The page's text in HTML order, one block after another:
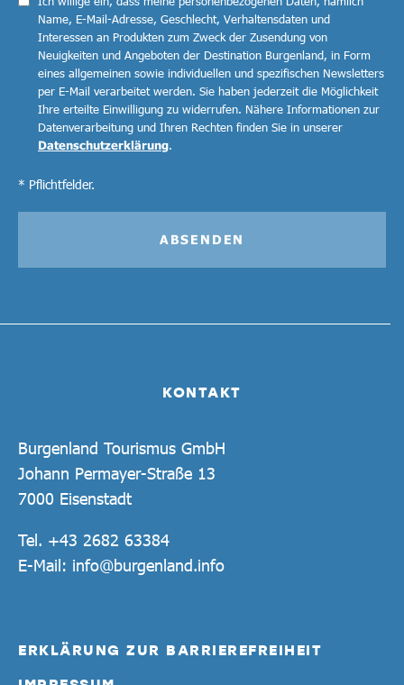
KONTAKT
Burgenland Tourismus GmbH
Johann Permayer-Straße 13
7000 Eisenstadt
Tel. +43 2682 63384
E-Mail: info@burgenland.info
ERKLÄRUNG ZUR BARRIEREFREIHEIT
Name, E-Mail-Adresse, Geschlecht, Verhaltensdaten und
Interessen an Produkten zum Zweck der Zusendung von
Neuigkeiten und Angeboten der Destination Burgenland, in Form
eines allgemeinen sowie individuellen und spezifischen Newsletters
per E-Mail verarbeitet werden. Sie haben jederzeit die Möglichkeit
Ihre erteilte Einwilligung zu widerrufen. Nähere Informationen zur
Datenverarbeitung und Ihren Rechten finden Sie in unserer
Datenschutzerklärung.
* Pflichtfelder.
ABSENDEN